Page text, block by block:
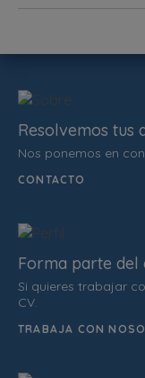
Resolvemos tus
Nos ponemos en
CONTACTO
Forma parte del
Si quieres trabajar
CV.
TRABAJA CON